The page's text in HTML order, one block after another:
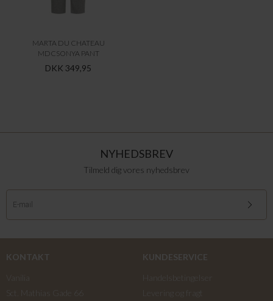
MARTA DU CHATEAU
MDCSONYA PANT
DKK 349,95
NYHEDSBREV
Tilmeld dig vores nyhedsbrev
KONTAKT
KUNDESERVICE